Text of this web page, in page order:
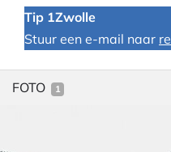
Tip 1Zwolle
Stuur een e-mail naar
FOTO 1